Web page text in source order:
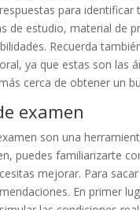
para
de estudio, material de
Recuerda
ya que estas son las
cerca de obtener un
examen
son una
puedes familiarizarte
mejorar. Para
En primer